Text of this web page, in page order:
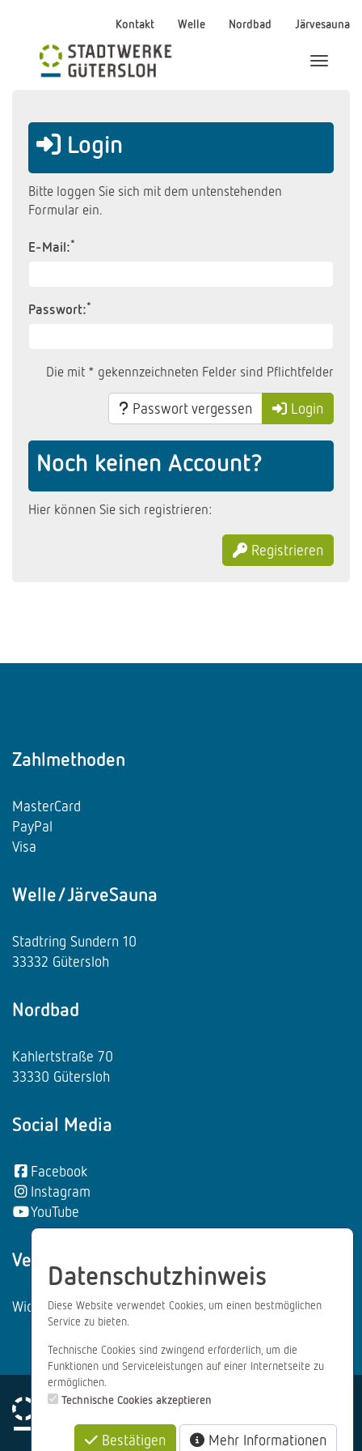
Kontakt Welle Nordbad Järvesauna
Menü
Login
Bitte loggen Sie sich mit dem untenstehenden
Formular ein.
E-Mail:*
Passwort:*
Die mit * gekennzeichneten Felder sind Pflichtfelder
Passwort vergessen Login
Noch keinen Account?
Hier können Sie sich registrieren:
Registrieren
Zahlmethoden
MasterCard
PayPal
Visa
Welle/JärveSauna
Stadtring Sundern 10
33332 Gütersloh
Nordbad
Kahlertstraße 70
33330 Gütersloh
Social Media
Facebook
Instagram
YouTube
Vertrag wiederrufen:
Widerrufsformular
Impressum Datenschutz AGB
Datenschutzhinweis
Diese Website verwendet Cookies, um einen bestmöglichen
Service zu bieten.
Technische Cookies sind zwingend erforderlich, um die
Funktionen und Serviceleistungen auf einer Internetseite zu
ermöglichen.
Technische Cookies akzeptieren
Bestätigen Mehr Informationen